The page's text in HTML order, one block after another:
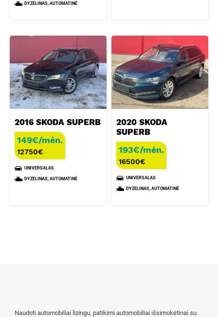
DYZELINAS, AUTOMATINĖ
2016 SKODA SUPERB
149€/mėn.
12750€
UNIVERSALAS
DYZELINAS, AUTOMATINĖ
2020 SKODA
SUPERB
193€/mėn.
16500€
UNIVERSALAS
DYZELINAS, AUTOMATINĖ
Naudoti automobiliai lizingu, patikimi automobiliai išsimokėtinai su